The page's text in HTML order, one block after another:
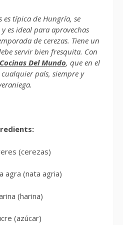
es típica de Hungría, se
es ideal para aprovechas
de cerezas. Tiene un
servir bien fresquita. Con
Cocinas Del Mundo, que en el
país, siempre y
(cerezas)
agra (nata agria)
(harina)
(azúcar)